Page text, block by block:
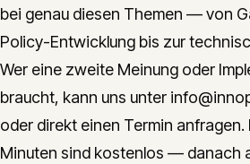
bei genau diesen Themen — von
Policy-Entwicklung bis zur
Wer eine zweite Meinung oder
braucht, kann uns unter
oder direkt einen Termin anfragen.
Minuten sind kostenlos — danach